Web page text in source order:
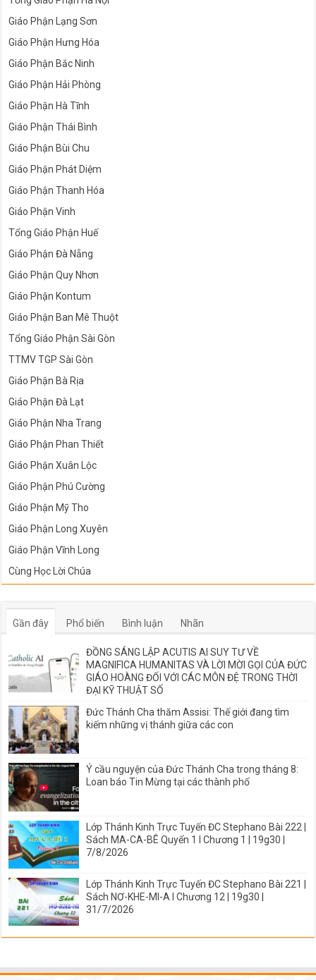
Giáo Phận Lạng Sơn
Giáo Phận Hưng Hóa
Giáo Phận Bắc Ninh
Giáo Phận Hải Phòng
Giáo Phận Hà Tĩnh
Giáo Phận Thái Bình
Giáo Phận Bùi Chu
Giáo Phận Phát Diệm
Giáo Phận Thanh Hóa
Giáo Phận Vinh
Tổng Giáo Phận Huế
Giáo Phận Đà Nẵng
Giáo Phận Quy Nhơn
Giáo Phận Kontum
Giáo Phận Ban Mê Thuột
Tổng Giáo Phận Sài Gòn
TTMV TGP Sài Gòn
Giáo Phận Bà Rịa
Giáo Phận Đà Lạt
Giáo Phận Nha Trang
Giáo Phận Phan Thiết
Giáo Phận Xuân Lộc
Giáo Phận Phú Cường
Giáo Phận Mỹ Tho
Giáo Phận Long Xuyên
Giáo Phận Vĩnh Long
Cùng Học Lời Chúa
Gần đây Phổ biến Bình luận Nhãn
ĐỒNG SÁNG LẬP ACUTIS AI SUY TƯ VỀ
MAGNIFICA HUMANITAS VÀ LỜI MỜI GỌI CỦA ĐỨC
GIÁO HOÀNG ĐỐI VỚI CÁC MÔN ĐỆ TRONG THỜI
ĐẠI KỸ THUẬT SỐ
Đức Thánh Cha thăm Assisi: Thế giới đang tìm
kiếm những vị thánh giữa các con
Ý cầu nguyện của Đức Thánh Cha trong tháng 8:
Loan báo Tin Mừng tại các thành phố
Lớp Thánh Kinh Trực Tuyến ĐC Stephano Bài 222 |
Sách MA-CA-BÊ Quyển 1 I Chương 1 | 19g30 |
7/8/2026
Lớp Thánh Kinh Trực Tuyến ĐC Stephano Bài 221 |
Sách NƠ-KHE-MI-A I Chương 12 | 19g30 |
31/7/2026